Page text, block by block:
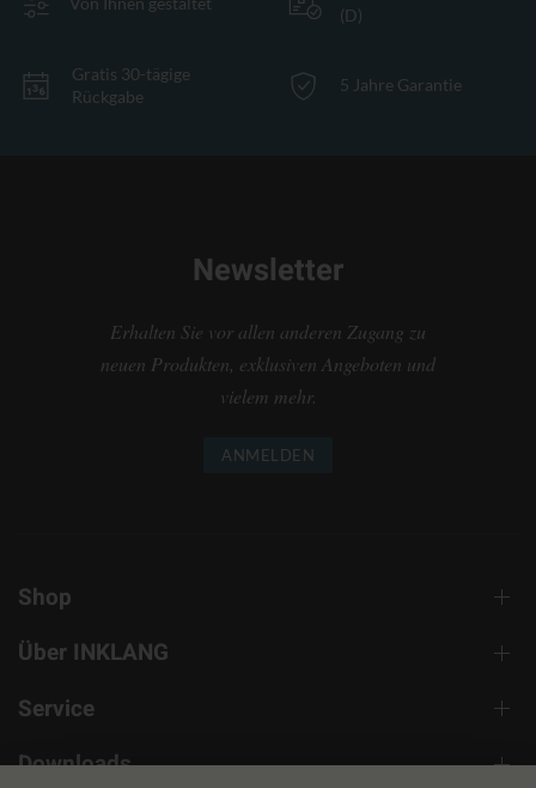
(D)
Gratis 30-tägige
Rückgabe
5 Jahre Garantie
Newsletter
Erhalten Sie vor allen anderen Zugang zu
neuen Produkten, exklusiven Angeboten und
vielem mehr.
ANMELDEN
Shop
Über INKLANG
Service
Downloads